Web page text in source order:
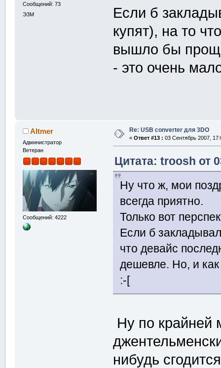
Сообщений: 73
Э3М
Если б
купят), на то
вышло бы
- это очень
Altmer
Администратор
Ветеран
Сообщений: 4222
Re: USB converter для 3DO
« Ответ #13 : 03 Сентябрь 2007,
Цитата: troosh от
Ну что ж, мои
всегда приятно.
Только вот
Если б
что девайс
дешевле. Но, и
:-[
Ну по крайней
нибудь